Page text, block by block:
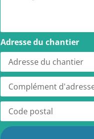
Adresse du chantier